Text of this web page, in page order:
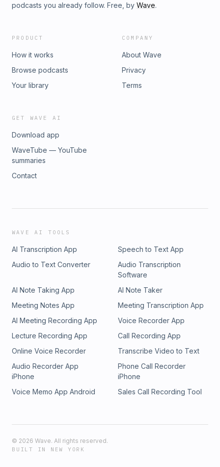
podcasts you already follow. Free, by Wave.
PRODUCT
How it works
Browse podcasts
Your library
COMPANY
About Wave
Privacy
Terms
GET WAVE AI
Download app
WaveTube — YouTube
summaries
Contact
WAVE AI TOOLS
AI Transcription App
Speech to Text App
Audio to Text Converter
Audio Transcription
Software
AI Note Taking App
AI Note Taker
Meeting Notes App
Meeting Transcription App
AI Meeting Recording App
Voice Recorder App
Lecture Recording App
Call Recording App
Online Voice Recorder
Transcribe Video to Text
Audio Recorder App
iPhone
Phone Call Recorder
iPhone
Voice Memo App Android
Sales Call Recording Tool
© 2026 Wave. All rights reserved.
BUILT IN NEW YORK